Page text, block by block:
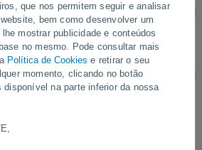
que nos permitem seguir e analisar
bem como desenvolver um
mostrar publicidade e conteúdos
no mesmo. Pode consultar mais
Política de Cookies e retirar o seu
momento, clicando no botão
disponível na parte inferior da nossa
encontrar o significado dos
utilizados no portal e como
dados e temperaturas registradas.